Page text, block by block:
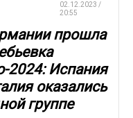
02.12.2023 /
20:55
прошла
2024: Испания
оказались
группе